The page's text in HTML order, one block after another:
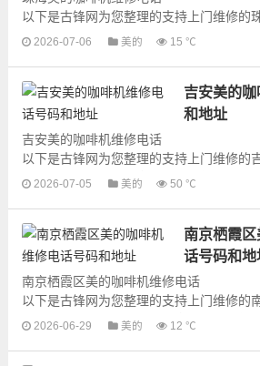
以下是古锋网为您整理的支持上门维修的
修网点地址和号码信息，可以为您提供美
2026-07-06 美的 15 ℃
吉安美的
和地址
吉安美的咖啡机维修电话
以下是古锋网为您整理的支持上门维修的
修网点地址和号码信息，可以为您提供美
2026-07-05 美的 50 ℃
南京栖霞
话号码和地
南京栖霞区美的咖啡机维修电话
以下是古锋网为您整理的支持上门维修的
售后维修网点地址和号码信息，可以为您
2026-06-29 美的 12 ℃